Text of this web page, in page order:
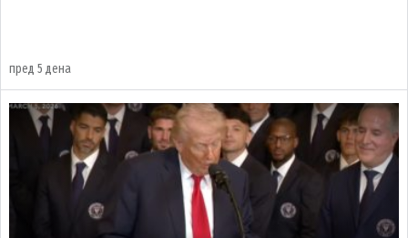
пред 5 дена